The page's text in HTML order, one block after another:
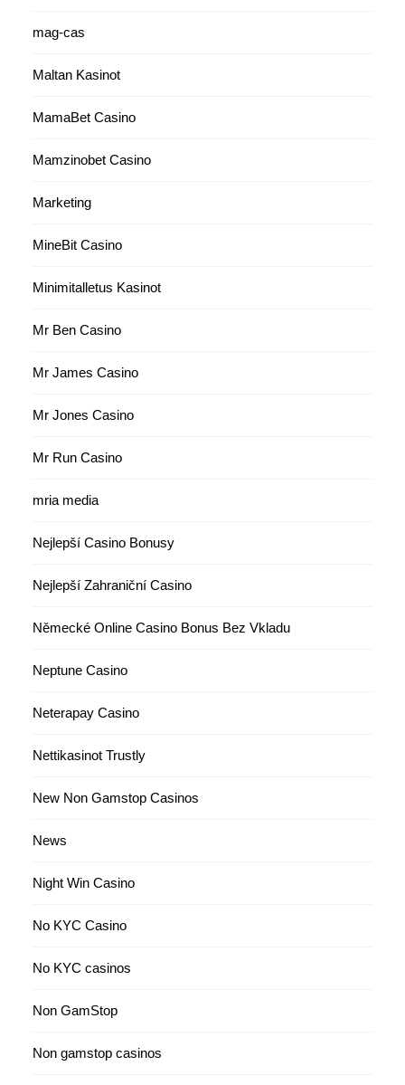
mag-cas
Maltan Kasinot
MamaBet Casino
Mamzinobet Casino
Marketing
MineBit Casino
Minimitalletus Kasinot
Mr Ben Casino
Mr James Casino
Mr Jones Casino
Mr Run Casino
mria media
Nejlepší Casino Bonusy
Nejlepší Zahraniční Casino
Německé Online Casino Bonus Bez Vkladu
Neptune Casino
Neterapay Casino
Nettikasinot Trustly
New Non Gamstop Casinos
News
Night Win Casino
No KYC Casino
No KYC casinos
Non GamStop
Non gamstop casinos